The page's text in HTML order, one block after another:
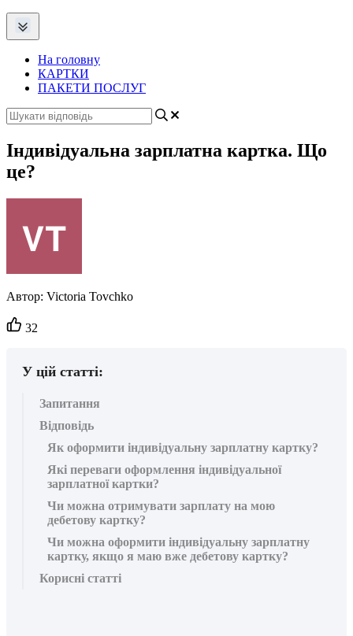
На головну
КАРТКИ
ПАКЕТИ ПОСЛУГ
Індивідуальна зарплатна картка. Що
це?
Автор: Victoria Tovchko
Кількість
вподобайок:
32
У цій статті:
Запитання
Відповідь
Як оформити індивідуальну зарплатну картку?
Які переваги оформлення індивідуальної
зарплатної картки?
Чи можна отримувати зарплату на мою
дебетову картку?
Чи можна оформити індивідуальну зарплатну
картку, якщо я маю вже дебетову картку?
Корисні статті